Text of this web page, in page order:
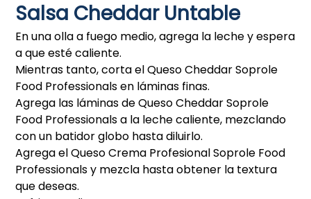
Salsa Cheddar Untable
En una olla a fuego medio, agrega la leche y espera
a que esté caliente.
Mientras tanto, corta el Queso Cheddar Soprole
Food Professionals en láminas finas.
Agrega las láminas de Queso Cheddar Soprole
Food Professionals a la leche caliente, mezclando
con un batidor globo hasta diluirlo.
Agrega el Queso Crema Profesional Soprole Food
Professionals y mezcla hasta obtener la textura
que deseas.